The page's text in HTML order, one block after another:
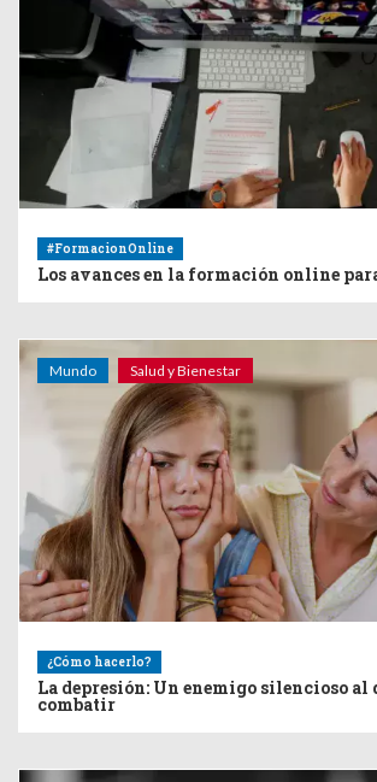
#FormacionOnline
Los avances en la formación online
Mundo Salud y Bienestar
¿Cómo hacerlo?
La depresión: Un enemigo silencioso al
combatir